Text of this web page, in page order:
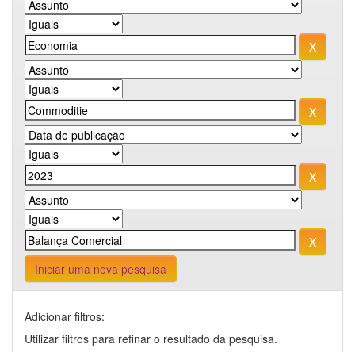
Iniciar uma nova pesquisa
Adicionar filtros:
Utilizar filtros para refinar o resultado da pesquisa.